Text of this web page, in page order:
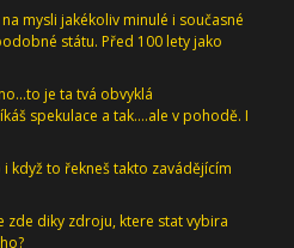
mysli jakékoliv minulé i současné
státu. Před 100 lety jako
je ta tvá obvyklá
spekulace a tak....ale v pohodě. I
i když to řekneš takto zavádějícím
zde diky zdroju, ktere stat vybira